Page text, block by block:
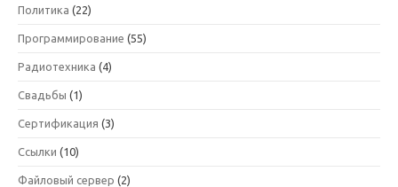
Политика (22)
Программирование (55)
Радиотехника (4)
Свадьбы (1)
Сертификация (3)
Ссылки (10)
Файловый сервер (2)